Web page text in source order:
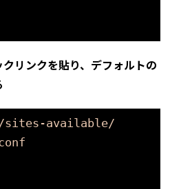
リンクを貼り、デフォルトの
sites-available/